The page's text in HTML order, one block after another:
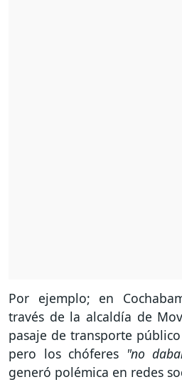
Por ejemplo; en
través de la alcaldía de
pasaje de transporte
pero los chóferes "no
generó polémica en redes